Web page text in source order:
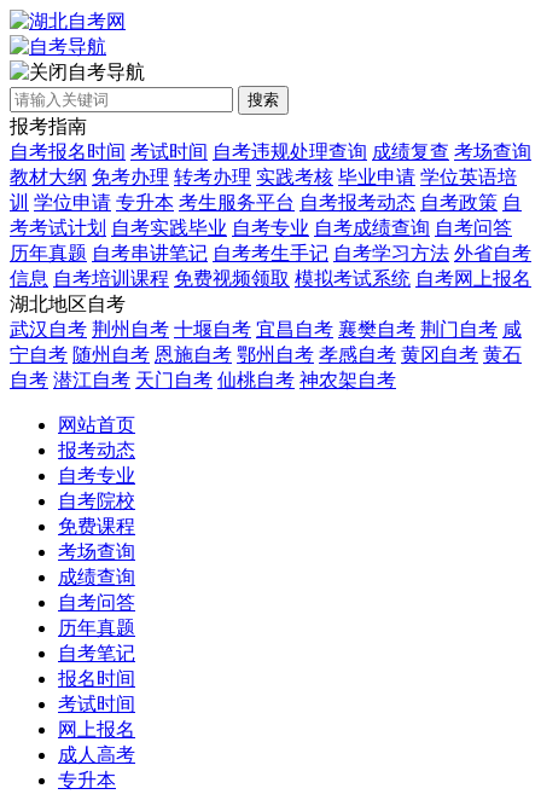
自考导航
搜索
报考指南
自考报名时间 考试时间 自考违规处理查询 成绩复查 考场查询
教材大纲 免考办理 转考办理 实践考核 毕业申请 学位英语培
训 学位申请 专升本 考生服务平台 自考报考动态 自考政策 自
考考试计划 自考实践毕业 自考专业 自考成绩查询 自考问答
历年真题 自考串讲笔记 自考考生手记 自考学习方法 外省自考
信息 自考培训课程 免费视频领取 模拟考试系统 自考网上报名
湖北地区自考
武汉自考 荆州自考 十堰自考 宜昌自考 襄樊自考 荆门自考 咸
宁自考 随州自考 恩施自考 鄂州自考 孝感自考 黄冈自考 黄石
自考 潜江自考 天门自考 仙桃自考 神农架自考
网站首页
报考动态
自考专业
自考院校
免费课程
考场查询
成绩查询
自考问答
历年真题
自考笔记
报名时间
考试时间
网上报名
成人高考
专升本